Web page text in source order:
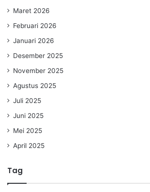
Maret 2026
Februari 2026
Januari 2026
Desember 2025
November 2025
Agustus 2025
Juli 2025
Juni 2025
Mei 2025
April 2025
Tag